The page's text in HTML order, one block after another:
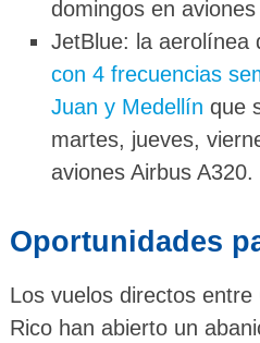
domingos en
JetBlue: la aerolínea
con 4 frecuencias
Juan y Medellín que
martes, jueves,
aviones Airbus A320.
Oportunidades
Los vuelos directos
Rico han abierto un